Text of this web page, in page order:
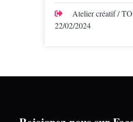
Atelier créatif /
22/02/2024